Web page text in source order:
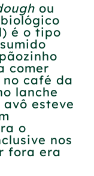
ou
é o tipo
comer
café da
lanche
esteve
o
nos
fora era